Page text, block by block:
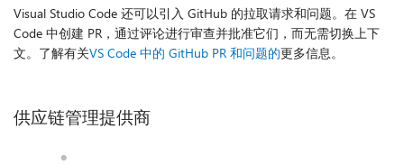
Visual Studio Code 还可以引入 GitHub 的拉取请求和问题。在 VS
Code 中创建 PR，通过评论进行审查并批准它们，而无需切换上下
文。了解有关VS Code 中的 GitHub PR 和问题的更多信息。
供应链管理提供商